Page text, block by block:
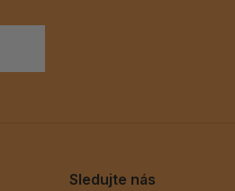
Sledujte nás